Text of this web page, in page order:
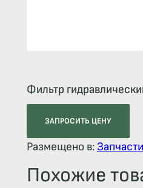
Фильтр
ЗАПРОСИТЬ ЦЕНУ
Размещено в: Запчасти
Похожие